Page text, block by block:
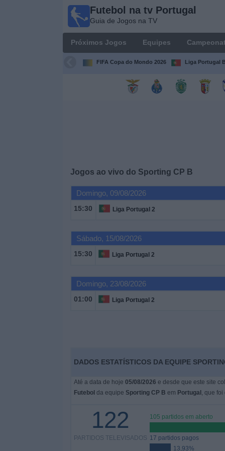
Futebol na tv Portugal
Guia de Jogos na TV
Próximos Jogos Equipes
FIFA Copa do Mondo 2026 Liga Portugal
Jogos ao vivo do Sporting CP B
Domingo, 09/08/2026
15:30 Liga Portugal 2
Sábado, 15/08/2026
15:30 Liga Portugal 2
Domingo, 23/08/2026
01:00 Liga Portugal 2
DADOS ESTATÍSTICOS DA EQUIPE
Até a data de hoje 05/08/2026 e desde que este site
Futebol da equipe Sporting CP B em Portugal , que foi
122
PARTIDOS TELEVISADOS
105 partidos em aberto
17 partidos pagos
13,93%
Portugal
Jogos na TV